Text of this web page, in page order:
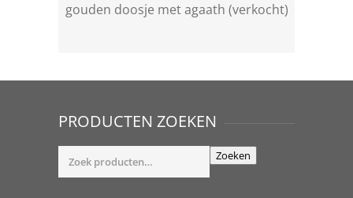
gouden doosje met agaath (verkocht)
PRODUCTEN ZOEKEN
Zoeken
Zoeken